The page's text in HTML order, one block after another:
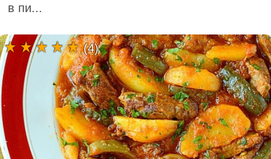
в пи...
(4)